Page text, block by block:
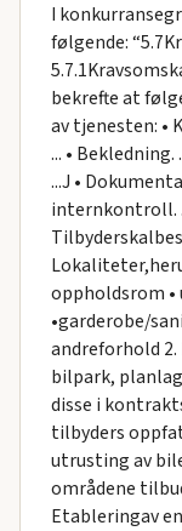
I
følgende:
bekrefte at
av tjenesten: •
... •
...J •
internkontroll.
oppholdsrom
•garderobe/
andreforhold
bilpark,
disse i
tilbyders
utrusting av
områdene
Etableringav